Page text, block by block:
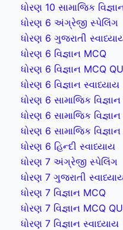
ધોરણ 10 સામાજિક
ધોરણ 6 અંગ્રેજી સ્પેલિંગ
ધોરણ 6 ગુજરાતી
ધોરણ 6 વિજ્ઞાન MCQ
ધોરણ 6 વિજ્ઞાન MCQ
ધોરણ 6 વિજ્ઞાન સ્વાધ્યાય
ધોરણ 6 સામાજિક
ધોરણ 6 સામાજિક
ધોરણ 6 સામાજિક
ધોરણ 6 હિન્દી સ્વાધ્યાય
ધોરણ 7 અંગ્રેજી સ્પેલિંગ
ધોરણ 7 ગુજરાતી
ધોરણ 7 વિજ્ઞાન MCQ
ધોરણ 7 વિજ્ઞાન MCQ
ધોરણ 7 વિજ્ઞાન સ્વાધ્યાય